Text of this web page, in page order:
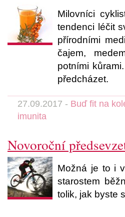
Milovníci
tendenci léčit
přírodními
čajem,
potními
předcházet.
27.09.2017 - Buď fit na
imunita
Novoroční
Možná je to i
starostem
tolik, jak byste